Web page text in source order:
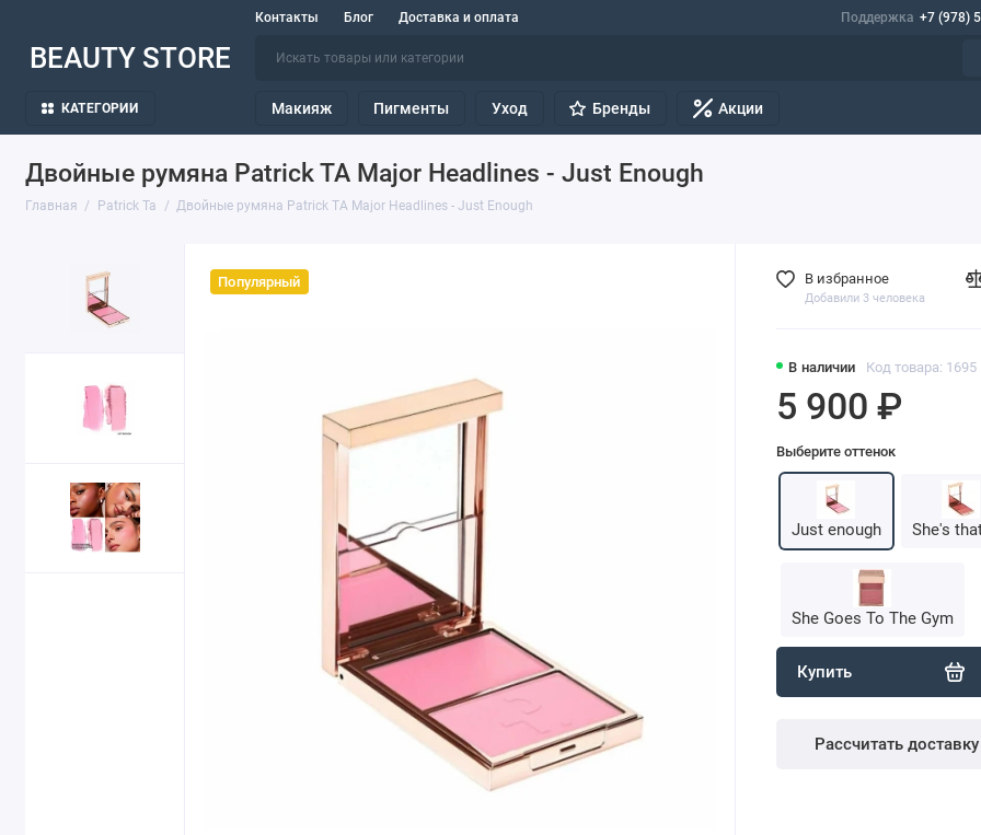
Контакты Блог Доставка и оплата Поддержка +7 (978)
BEAUTY STORE
КАТЕГОРИИ Макияж Пигменты Уход Бренды Акции
Двойные румяна Patrick TA Major Headlines - Just Enough
Главная Patrick Ta Двойные румяна Patrick TA Major Headlines - Just Enough
Популярный
В наличии Код товара: 1695
5 900 ₽
Выберите оттенок
Just enough She's
She Goes To The Gym
Купить
Рассчитать доставку
В избранное
Добавили 3 человека